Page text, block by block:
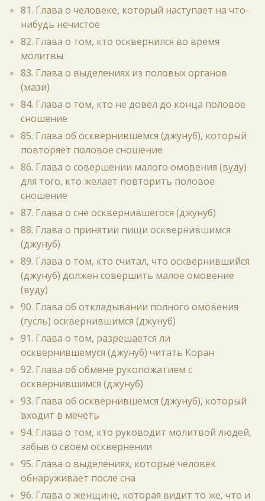
81. Глава о человеке, который наступает на что-
нибудь нечистое
82. Глава о том, кто осквернился во время
молитвы
83. Глава о выделениях из половых органов
(мази)
84. Глава о том, кто не довёл до конца половое
сношение
85. Глава об осквернившемся (джунуб), который
повторяет половое сношение
86. Глава о совершении малого омовения (вуду)
для того, кто желает повторить половое
сношение
87. Глава о сне осквернившегося (джунуб)
88. Глава о принятии пищи осквернившимся
(джунуб)
89. Глава о том, кто считал, что осквернившийся
(джунуб) должен совершить малое омовение
(вуду)
90. Глава об откладывании полного омовения
(гусль) осквернившимся (джунуб)
91. Глава о том, разрешается ли
осквернившемуся (джунуб) читать Коран
92. Глава об обмене рукопожатием с
осквернившимся (джунуб)
93. Глава об осквернившемся (джунуб), который
входит в мечеть
94. Глава о том, кто руководит молитвой людей,
забыв о своём осквернении
95. Глава о выделениях, которые человек
обнаруживает после сна
96. Глава о женщине, которая видит то же, что и